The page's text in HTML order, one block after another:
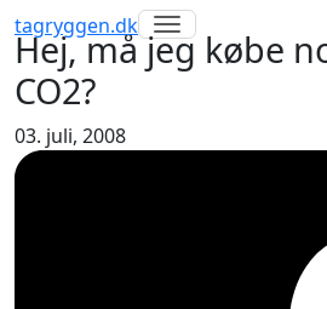
tagryggen.dk Toggle
Hej, må jeg købe
CO2?
03. juli, 2008